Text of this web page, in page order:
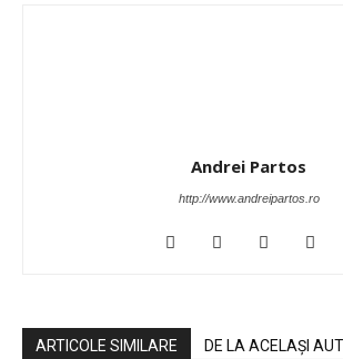
Andrei Partos
http://www.andreipartos.ro
ARTICOLE SIMILARE DE LA ACELAȘI